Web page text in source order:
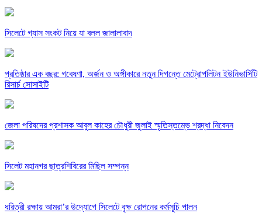
সিলেটে গ্যাস সংকট নিয়ে যা বলল জালালাবাদ
প্রতিষ্ঠার এক বছর: গবেষণা, অর্জন ও অঙ্গীকারে নতুন দিগন্তে মেট্রোপলিটন ইউনিভার্সিটি
রিসার্চ সোসাইটি
জেলা পরিষদের প্রশাসক আবুল কাহের চৌধুরী জুলাই স্মৃতিস্তম্ভে শ্রদ্ধা নিবেদন
সিলেট মহানগর ছাত্রশিবিরের মিছিল সম্পন্ন
ধরিত্রী রক্ষায় আমরা’র উদ্যোগে সিলেটে বৃক্ষ রোপনের কর্মসূচি পালন